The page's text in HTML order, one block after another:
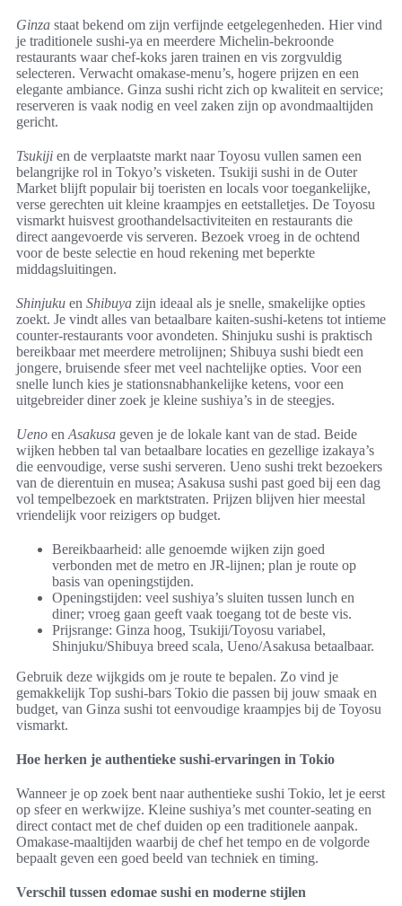
Ginza staat bekend om zijn verfijnde eetgelegenheden. Hier vind
je traditionele sushi-ya en meerdere Michelin-bekroonde
restaurants waar chef-koks jaren trainen en vis zorgvuldig
selecteren. Verwacht omakase-menu’s, hogere prijzen en een
elegante ambiance. Ginza sushi richt zich op kwaliteit en service;
reserveren is vaak nodig en veel zaken zijn op avondmaaltijden
gericht.
Tsukiji en de verplaatste markt naar Toyosu vullen samen een
belangrijke rol in Tokyo’s visketen. Tsukiji sushi in de Outer
Market blijft populair bij toeristen en locals voor toegankelijke,
verse gerechten uit kleine kraampjes en eetstalletjes. De Toyosu
vismarkt huisvest groothandelsactiviteiten en restaurants die
direct aangevoerde vis serveren. Bezoek vroeg in de ochtend
voor de beste selectie en houd rekening met beperkte
middagsluitingen.
Shinjuku en Shibuya zijn ideaal als je snelle, smakelijke opties
zoekt. Je vindt alles van betaalbare kaiten-sushi-ketens tot intieme
counter-restaurants voor avondeten. Shinjuku sushi is praktisch
bereikbaar met meerdere metrolijnen; Shibuya sushi biedt een
jongere, bruisende sfeer met veel nachtelijke opties. Voor een
snelle lunch kies je stationsnabhankelijke ketens, voor een
uitgebreider diner zoek je kleine sushiya’s in de steegjes.
Ueno en Asakusa geven je de lokale kant van de stad. Beide
wijken hebben tal van betaalbare locaties en gezellige izakaya’s
die eenvoudige, verse sushi serveren. Ueno sushi trekt bezoekers
van de dierentuin en musea; Asakusa sushi past goed bij een dag
vol tempelbezoek en marktstraten. Prijzen blijven hier meestal
vriendelijk voor reizigers op budget.
Bereikbaarheid: alle genoemde wijken zijn goed
verbonden met de metro en JR-lijnen; plan je route op
basis van openingstijden.
Openingstijden: veel sushiya’s sluiten tussen lunch en
diner; vroeg gaan geeft vaak toegang tot de beste vis.
Prijsrange: Ginza hoog, Tsukiji/Toyosu variabel,
Shinjuku/Shibuya breed scala, Ueno/Asakusa betaalbaar.
Gebruik deze wijkgids om je route te bepalen. Zo vind je
gemakkelijk Top sushi-bars Tokio die passen bij jouw smaak en
budget, van Ginza sushi tot eenvoudige kraampjes bij de Toyosu
vismarkt.
Hoe herken je authentieke sushi-ervaringen in Tokio
Wanneer je op zoek bent naar authentieke sushi Tokio, let je eerst
op sfeer en werkwijze. Kleine sushiya’s met counter-seating en
direct contact met de chef duiden op een traditionele aanpak.
Omakase-maaltijden waarbij de chef het tempo en de volgorde
bepaalt geven een goed beeld van techniek en timing.
Verschil tussen edomae sushi en moderne stijlen